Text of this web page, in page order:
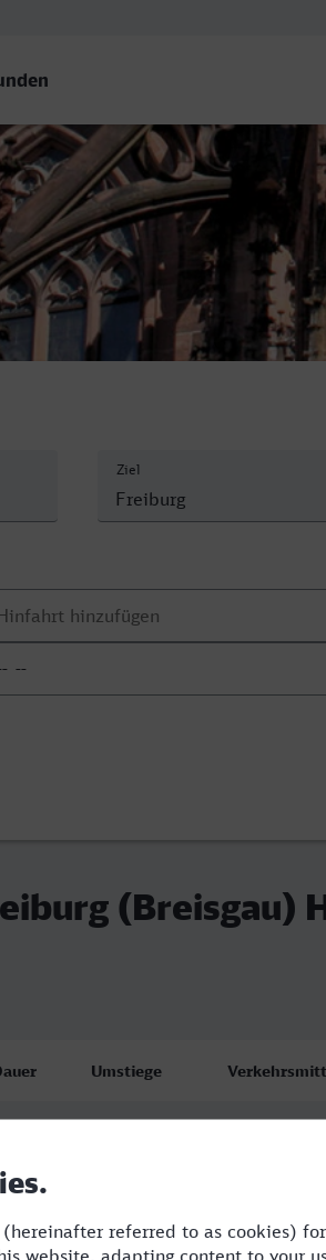
Hbf/ZOB
Ziel
(Breisgau)
Umstiege